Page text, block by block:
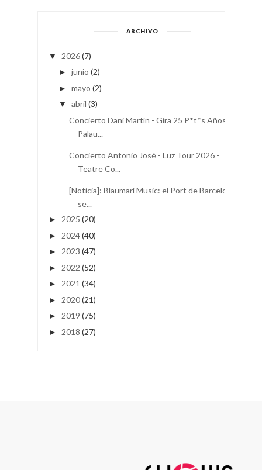
ARCHIVO
▼ 2026(7)
► junio (2)
► mayo (2)
▼ abril (3)
Concierto Dani Martín - Gira 25 P*t*s Años -
Palau...
Concierto Antonio José - Luz Tour 2026 -
Teatre Co...
[Noticia]: Blaumarí Music: el Port de Barcelona
se...
► 2025 (20)
► 2024(40)
► 2023 (47)
► 2022 (52)
► 2021 (34)
► 2020(21)
► 2019 (75)
► 2018 (27)